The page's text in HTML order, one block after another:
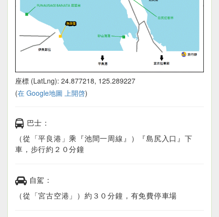
座標 (LatLng): 24.877218, 125.289227
(在 Google地圖 上開啓)
巴士：
（從「平良港」乘『池間一周線』）『島尻入口』下
車，步行約２０分鐘
自駕：
（從「宮古空港」）約３０分鐘，有免費停車場